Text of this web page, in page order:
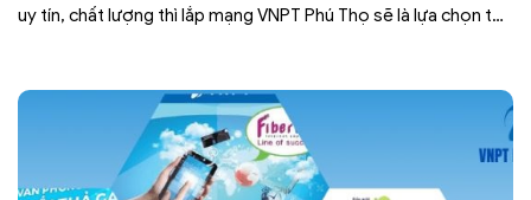
uy tín, chất lượng thì lắp mạng VNPT Phú Thọ sẽ là lựa chọn tốt
internet tốc…